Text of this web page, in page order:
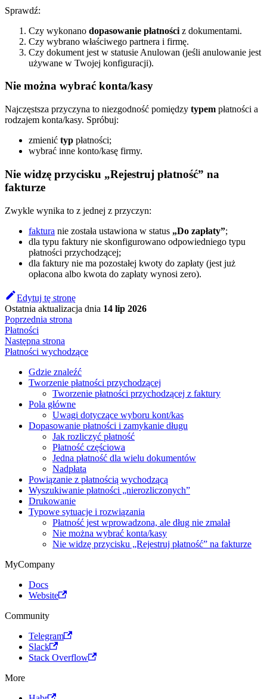
Sprawdź:
Czy wykonano dopasowanie płatności z dokumentami.
Czy wybrano właściwego partnera i firmę.
Czy dokument jest w statusie Anulowan (jeśli anulowanie jest
używane w Twojej konfiguracji).
Nie można wybrać konta/kasy
Najczęstsza przyczyna to niezgodność pomiędzy typem płatności a
rodzajem konta/kasy. Spróbuj:
zmienić typ płatności;
wybrać inne konto/kasę firmy.
Nie widzę przycisku „Rejestruj płatność” na
fakturze
Zwykle wynika to z jednej z przyczyn:
faktura nie została ustawiona w status „Do zapłaty”;
dla typu faktury nie skonfigurowano odpowiedniego typu
płatności przychodzącej;
dla faktury nie ma pozostałej kwoty do zapłaty (jest już
opłacona albo kwota do zapłaty wynosi zero).
Edytuj tę stronę
Ostatnia aktualizacja dnia 14 lip 2026
Poprzednia strona
Płatności
Następna strona
Płatności wychodzące
Gdzie znaleźć
Tworzenie płatności przychodzącej
Tworzenie płatności przychodzącej z faktury
Pola główne
Uwagi dotyczące wyboru kont/kas
Dopasowanie płatności i zamykanie długu
Jak rozliczyć płatność
Płatność częściowa
Jedna płatność dla wielu dokumentów
Nadpłata
Powiązanie z płatnością wychodzącą
Wyszukiwanie płatności „nierozliczonych”
Drukowanie
Typowe sytuacje i rozwiązania
Płatność jest wprowadzona, ale dług nie zmalał
Nie można wybrać konta/kasy
Nie widzę przycisku „Rejestruj płatność” na fakturze
MyCompany
Docs
Website
Community
Telegram
Slack
Stack Overflow
More